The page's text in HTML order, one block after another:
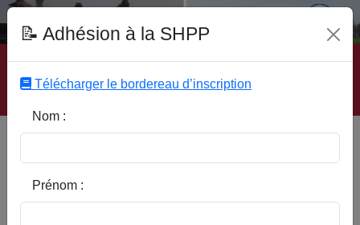
Accueil | Site SHPP | Auteurs | Editeurs | Rubriques |
Sous-Rubriques | Mots-Clefs | Contact
📝 Adhésion à la SHPP
Télécharger le bordereau d’inscription
Nom :
Prénom :